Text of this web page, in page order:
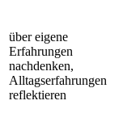
über eigene
Erfahrungen
nachdenken,
Alltagserfahrungen
reflektieren